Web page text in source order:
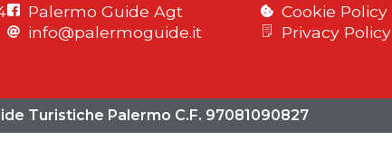
Palermo Guide Agt
info@palermoguide.it
Cookie Policy
Privacy Policy
Turistiche Palermo C.F. 97081090827